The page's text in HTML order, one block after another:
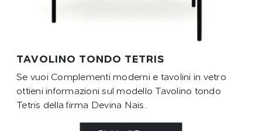
TAVOLINO TONDO TETRIS
Se vuoi Complementi moderni e tavolini in vetro
ottieni informazioni sul modello Tavolino tondo
Tetris della firma Devina Nais.